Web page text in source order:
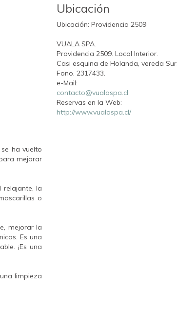
ha vuelto
mejorar
relajante, la
o
mejorar la
Es una
¡Es una
limpieza
Ubicación
Ubicación: Providencia 2509
VUALA SPA.
Providencia 2509. Local Interior.
Casi esquina de Holanda, vereda Sur.
Fono. 2317433.
e-Mail:
contacto@vualaspa.cl
Reservas en la Web:
http://www.vualaspa.cl/